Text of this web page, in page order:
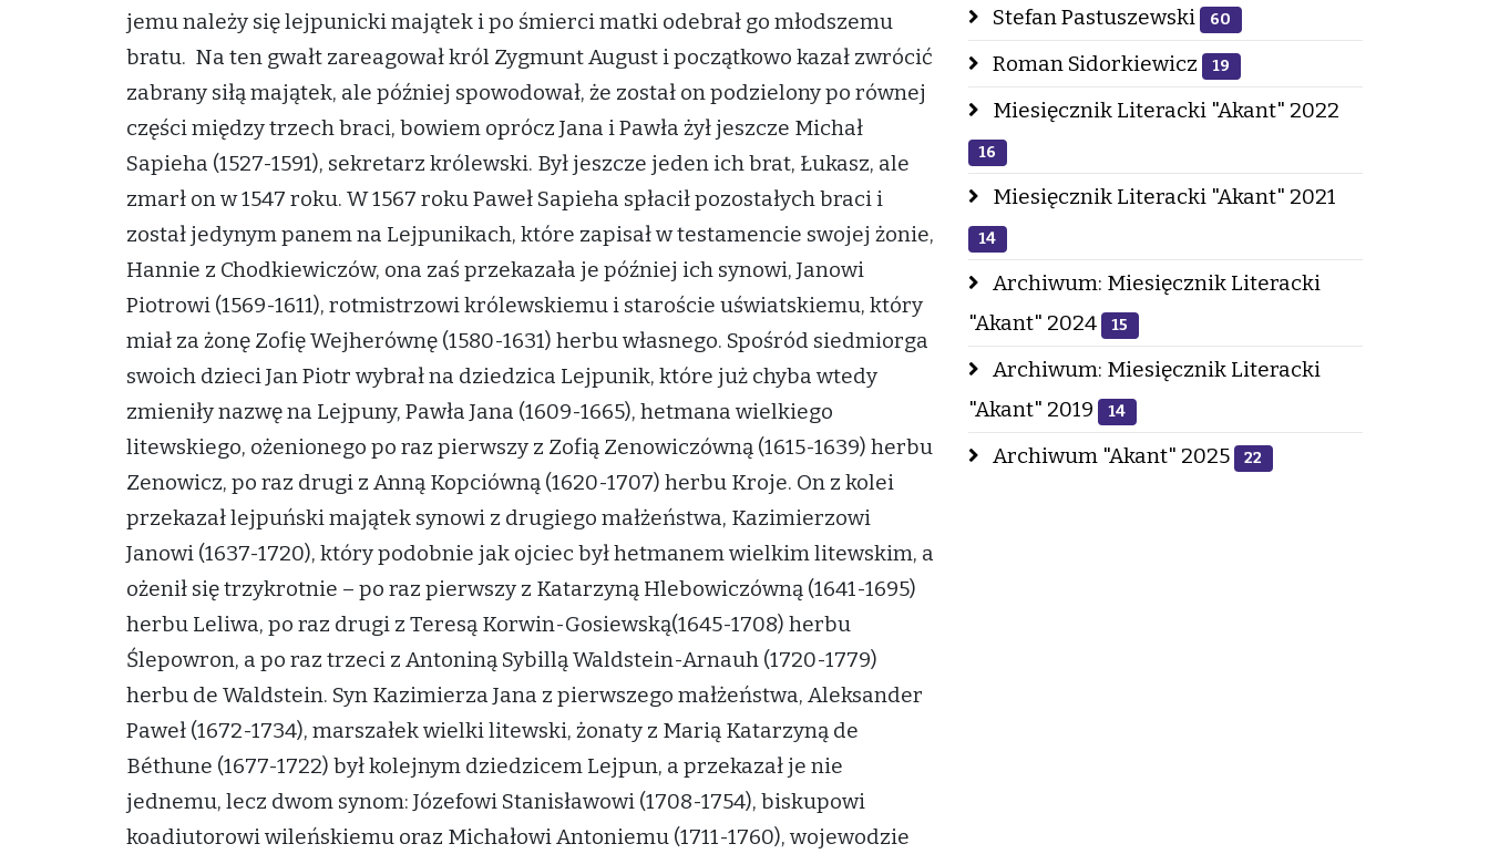
jemu należy się lejpunicki majątek i po śmierci matki odebrał go młodszemu
bratu. Na ten gwałt zareagował król Zygmunt August i początkowo kazał zwrócić
zabrany siłą majątek, ale później spowodował, że został on podzielony po równej
części między trzech braci, bowiem oprócz Jana i Pawła żył jeszcze Michał
Sapieha (1527-1591), sekretarz królewski. Był jeszcze jeden ich brat, Łukasz, ale
zmarł on w 1547 roku. W 1567 roku Paweł Sapieha spłacił pozostałych braci i
został jedynym panem na Lejpunikach, które zapisał w testamencie swojej żonie,
Hannie z Chodkiewiczów, ona zaś przekazała je później ich synowi, Janowi
Piotrowi (1569-1611), rotmistrzowi królewskiemu i staroście uświatskiemu, który
miał za żonę Zofię Wejherównę (1580-1631) herbu własnego. Spośród siedmiorga
swoich dzieci Jan Piotr wybrał na dziedzica Lejpunik, które już chyba wtedy
zmieniły nazwę na Lejpuny, Pawła Jana (1609-1665), hetmana wielkiego
litewskiego, ożenionego po raz pierwszy z Zofią Zenowiczówną (1615-1639) herbu
Zenowicz, po raz drugi z Anną Kopciówną (1620-1707) herbu Kroje. On z kolei
przekazał lejpuński majątek synowi z drugiego małżeństwa, Kazimierzowi
Janowi (1637-1720), który podobnie jak ojciec był hetmanem wielkim litewskim, a
ożenił się trzykrotnie – po raz pierwszy z Katarzyną Hlebowiczówną (1641-1695)
herbu Leliwa, po raz drugi z Teresą Korwin-Gosiewską(1645-1708) herbu
Ślepowron, a po raz trzeci z Antoniną Sybillą Waldstein-Arnauh (1720-1779)
herbu de Waldstein. Syn Kazimierza Jana z pierwszego małżeństwa, Aleksander
Paweł (1672-1734), marszałek wielki litewski, żonaty z Marią Katarzyną de
Béthune (1677-1722) był kolejnym dziedzicem Lejpun, a przekazał je nie
jednemu, lecz dwom synom: Józefowi Stanisławowi (1708-1754), biskupowi
koadiutorowi wileńskiemu oraz Michałowi Antoniemu (1711-1760), wojewodzie
Stefan Pastuszewski 60
Roman Sidorkiewicz 19
Miesięcznik Literacki "Akant" 2022
16
Miesięcznik Literacki "Akant" 2021
14
Archiwum: Miesięcznik Literacki
"Akant" 2024
15
Archiwum: Miesięcznik Literacki
"Akant" 2019
14
Archiwum "Akant" 2025 22